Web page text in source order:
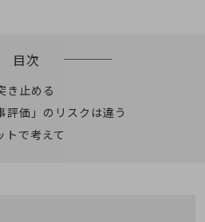
目次
き止める
評価」のリスクは違う
トで考えて